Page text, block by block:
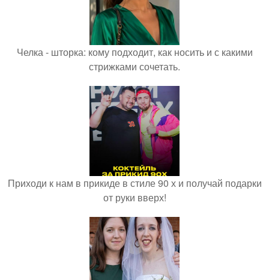
Челка - шторка: кому подходит, как носить и с какими
стрижками сочетать.
Приходи к нам в прикиде в стиле 90 х и получай подарки
от руки вверх!